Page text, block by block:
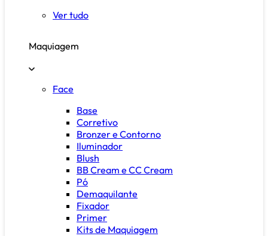
Ver tudo
Maquiagem
Face
Base
Corretivo
Bronzer e Contorno
Iluminador
Blush
BB Cream e CC Cream
Pó
Demaquilante
Fixador
Primer
Kits de Maquiagem